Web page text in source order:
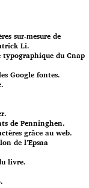
sur-mesure de
Li.
typographique du Cnap
Google fontes.
de Penninghen.
grâce au web.
de l’Epsaa
livre.